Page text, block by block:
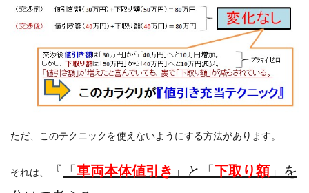
ただ、このテクニックを使えないようにする方法があります。
それは、 『 「車両本体値引き 」と「下取り額」を